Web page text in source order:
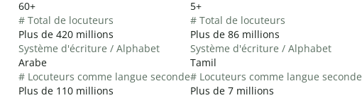
60+
# Total de locuteurs
Plus de 420 millions
Système d'écriture / Alphabet
Arabe
# Locuteurs comme langue seconde
Plus de 110 millions
5+
# Total de locuteurs
Plus de 86 millions
Système d'écriture / Alphabet
Tamil
# Locuteurs comme langue seconde
Plus de 7 millions